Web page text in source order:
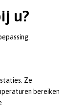
u?
Ze
bereiken